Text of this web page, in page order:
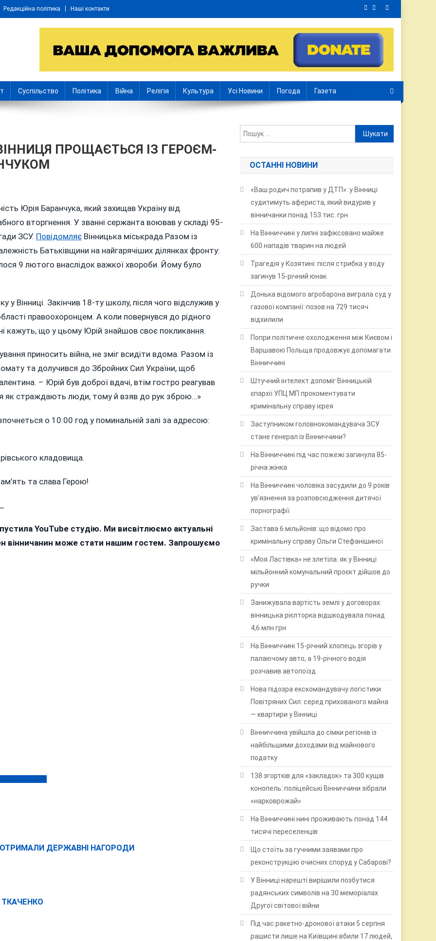
Редакційна політика Наші контакти
Суспільство Політика Війна Релігія Культура Усі Новини Погода Газета
ПРОЩАЄТЬСЯ ІЗ ГЕРОЄМ-
Юрія Баранчука, який захищав Україну від
вторгнення. У званні сержанта воював у складі 95-
ЗСУ. Повідомляє Вінницька міськрада.Разом із
Батьківщини на найгарячіших ділянках фронту:
9 лютого внаслідок важкої хвороби. Йому було
Вінниці. Закінчив 18-ту школу, після чого відслужив у
правоохоронцем. А коли повернувся до рідного
кажуть, що у цьому Юрій знайшов своє покликання.
приносить війна, не зміг всидіти вдома. Разом із
та долучився до Збройних Сил України, щоб
– Юрій був доброї вдачі, втім гостро реагував
як страждають люди, тому й взяв до рук зброю…»
о 10:00 год у поминальній залі за адресою:
кладовища.
та слава Герою!
YouTube студію. Ми висвітлюємо актуальні
вінничанин може стати нашим гостем. Запрошуємо
ОТРИМАЛИ ДЕРЖАВНІ НАГОРОДИ
ТКАЧЕНКО
Пошук:
ОСТАННІ НОВИНИ
«Ваш родич потрапив у ДТП»: у Вінниці
судитимуть афериста, який видурив у
вінничанки понад 153 тис. грн
На Вінниччині у липні зафіксовано майже
600 нападів тварин на людей
Трагедія у Козятині: після стрибка у воду
загинув 15-річний юнак
Донька відомого агробарона виграла суд у
газової компанії: позов на 729 тисяч
відхилили
Попри політичне охолодження між Києвом і
Варшавою Польща продовжує допомагати
Вінниччині
Штучний інтелект допоміг Вінницькій
єпархії УПЦ МП прокоментувати
кримінальну справу ієрея
Заступником головнокомандувача ЗСУ
стане генерал із Вінниччини?
На Вінниччині під час пожежі загинула 85-
річна жінка
На Вінниччині чоловіка засудили до 9 років
ув’язнення за розповсюдження дитячої
порнографії
Застава 6 мільйонів: що відомо про
кримінальну справу Ольги Стефанішиної
«Моя Ластівка» не злетіла: як у Вінниці
мільйонний комунальний проєкт дійшов до
ручки
Занижувала вартість землі у договорах:
вінницька рієлторка відшкодувала понад
4,6 млн грн
На Вінниччині 15-річний хлопець згорів у
палаючому авто, а 19-річного водія
розчавив автопоїзд
Нова підозра екскомандувачу логістики
Повітряних Сил: серед прихованого майна
— квартири у Вінниці
Вінниччина увійшла до сімки регіонів із
найбільшими доходами від майнового
податку
138 згортків для «закладок» та 300 кущів
конопель: поліцейські Вінниччини зібрали
«нарковрожай»
На Вінниччині нині проживають понад 144
тисячі переселенців
Що стоїть за гучними заявами про
реконструкцію очисних споруд у Сабарові?
У Вінниці нарешті вирішили позбутися
радянських символів на 30 меморіалах
Другої світової війни
Під час ракетно-дронової атаки 5 серпня
рашисти лише на Київщині вбили 17 людей,